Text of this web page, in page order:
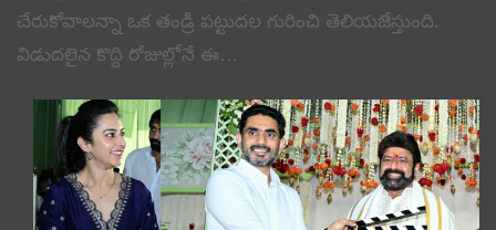
చేరుకోవాలన్నా ఒక తండ్రి పట్టుదల గురించి తెలియజేస్తుంది.
విడుదలైన కొద్ది రోజుల్లోనే ఈ…